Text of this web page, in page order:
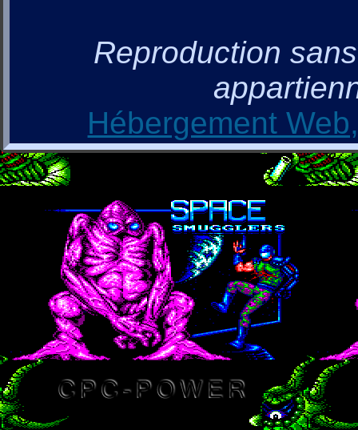
Reproduction
Hébergement